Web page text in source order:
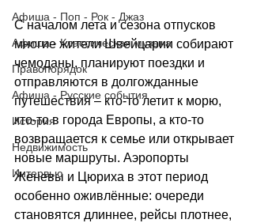
Афиша - Поп - Рок - Джаз
Афиша - Классическая музыка
Правопорядок
Афиша - Русские события
История
Недвижимость
Интервью
С началом лета и сезона отпусков
многие жители Швейцарии собирают
чемоданы, планируют поездки и
отправляются в долгожданные
путешествия – кто-то летит к морю,
кто-то в города Европы, а кто-то
возвращается к семье или открывает
новые маршруты. Аэропорты
Женевы и Цюриха в этот период
особенно оживлённые: очереди
становятся длиннее, рейсы плотнее,